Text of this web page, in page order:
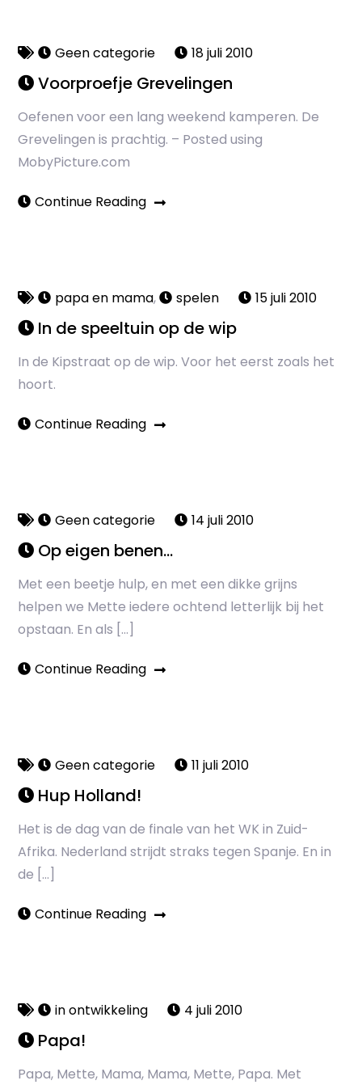
Geen categorie 18 juli 2010
Voorproefje Grevelingen
Oefenen voor een lang weekend kamperen. De
Grevelingen is prachtig. – Posted using
MobyPicture.com
Continue Reading
papa en mama, spelen 15 juli 2010
In de speeltuin op de wip
In de Kipstraat op de wip. Voor het eerst zoals het
hoort.
Continue Reading
Geen categorie 14 juli 2010
Op eigen benen…
Met een beetje hulp, en met een dikke grijns
helpen we Mette iedere ochtend letterlijk bij het
opstaan. En als […]
Continue Reading
Geen categorie 11 juli 2010
Hup Holland!
Het is de dag van de finale van het WK in Zuid-
Afrika. Nederland strijdt straks tegen Spanje. En in
de […]
Continue Reading
in ontwikkeling 4 juli 2010
Papa!
Papa, Mette, Mama, Mama, Mette, Papa. Met